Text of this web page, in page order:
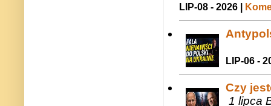
LIP-08 - 2026 |
LIP-06 -
Czy
1 lipca